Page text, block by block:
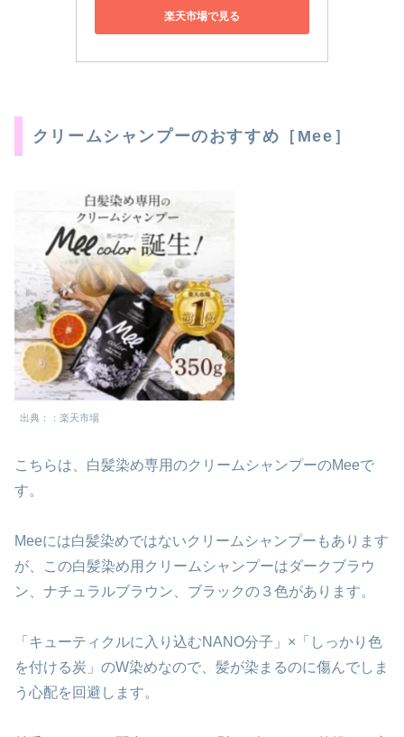
楽天市場で見る
クリームシャンプーのおすすめ［Mee］
出典：：楽天市場
こちらは、白髪染め専用のクリームシャンプーのMeeで
す。
Meeには白髪染めではないクリームシャンプーもあります
が、この白髪染め用クリームシャンプーはダークブラウ
ン、ナチュラルブラウン、ブラックの３色があります。
「キューティクルに入り込むNANO分子」×「しっかり色
を付ける炭」のW染めなので、髪が染まるのに傷んでしま
う心配を回避します。